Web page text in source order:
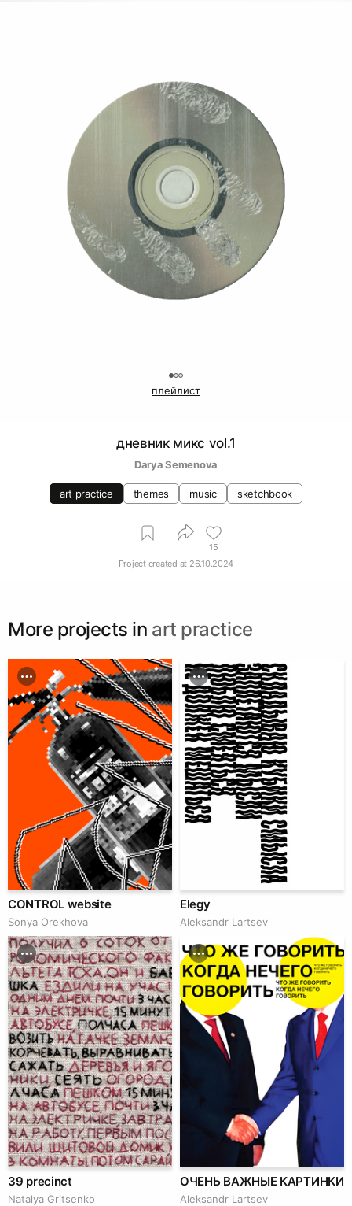
плейлист
дневник микс vol.1
Darya Semenova
art practice themes music sketchbook
15
Project created at 26.10.2024
More projects in art practice
CONTROL website
Sonya Orekhova
Elegy
Аleksandr Lartsev
39 precinct
Natalya Gritsenko
ОЧЕНЬ ВАЖНЫЕ КАРТИНКИ
Аleksandr Lartsev